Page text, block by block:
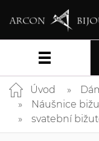
Úvod
Náušnice
svatební